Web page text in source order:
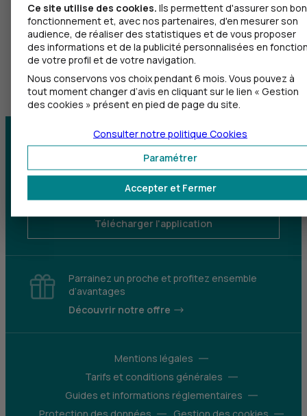
Centre d'aide Trouver une agence
Sourds et
Télécharger l'application
Parrainez un proche et profitez ensemble
d’avantages
Découvrir notre offre
Mentions légales
Tarifs et conditions générales
Guides et informations réglementaires
Ce site utilise des cookies. Ils permettent d'assurer son bon
fonctionnement et, avec nos partenaires, d'en mesurer son
audience, de réaliser des statistiques et de vous proposer
des informations et de la publicité personnalisées en
de votre profil et de votre navigation.
Nous conservons vos choix pendant 6 mois. Vous pouvez à
tout moment changer d’avis en cliquant sur le lien « Gestion
des cookies » présent en pied de page du site.
Accepter et Fermer
Paramétrer
Consulter notre politique Cookies